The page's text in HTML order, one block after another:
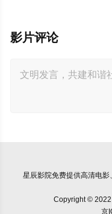
影片评论
星辰影院免费提供高清电
Copyright ©
京